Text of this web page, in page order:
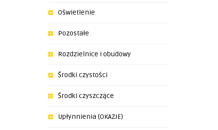
Oświetlenie
Pozostałe
Rozdzielnice i obudowy
Środki czystości
Środki czyszczące
Upłynnienia (OKAZJE)